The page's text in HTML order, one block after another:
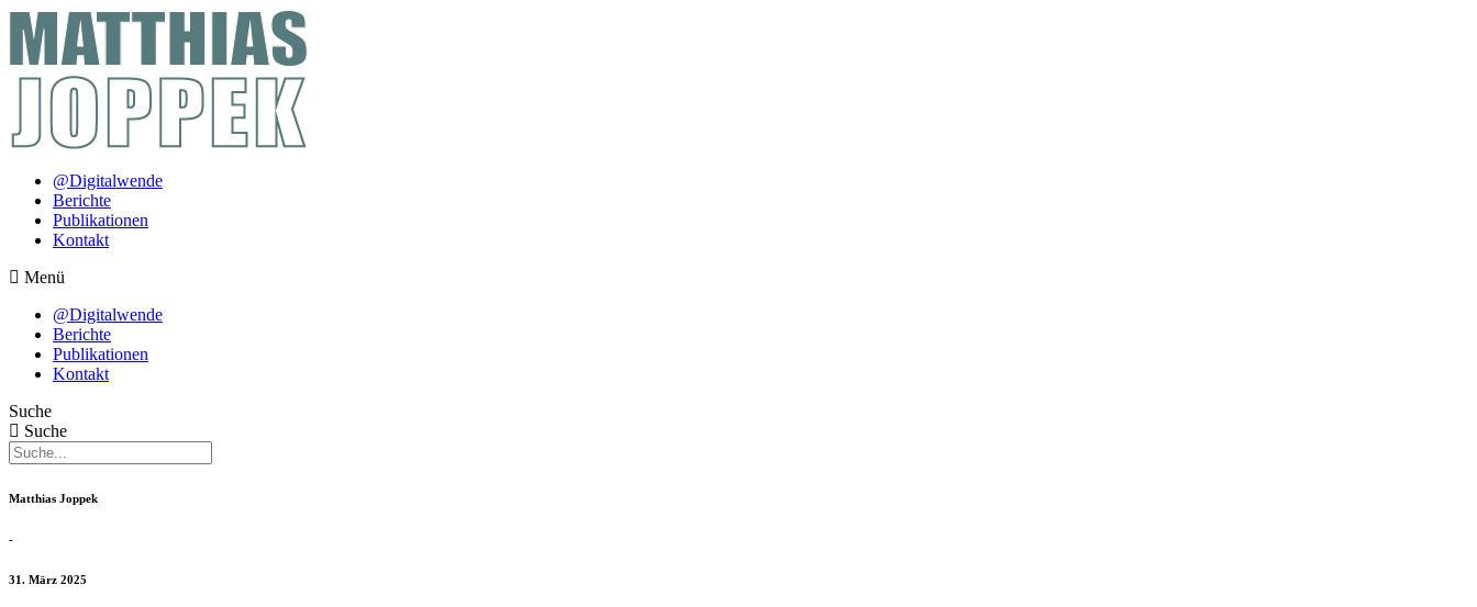
Zum
Inhalt
springen
@Digitalwende
Berichte
Publikationen
Kontakt
Menü
@Digitalwende
Berichte
Publikationen
Kontakt
Suche
Suche
Matthias Joppek
-
31. März 2025